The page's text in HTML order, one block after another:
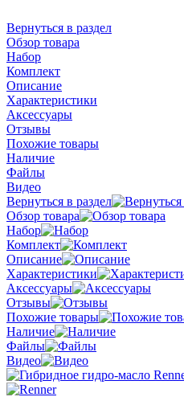
Вернуться в раздел
Обзор товара
Набор
Комплект
Описание
Характеристики
Аксессуары
Отзывы
Похожие товары
Наличие
Файлы
Видео
Вернуться в раздел
Обзор товара
Набор
Комплект
Описание
Характеристики
Аксессуары
Отзывы
Похожие товары
Наличие
Файлы
Видео